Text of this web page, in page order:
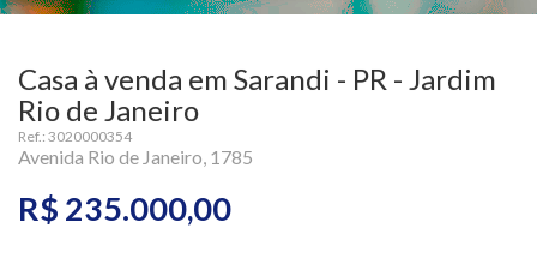
Casa à venda em Sarandi - PR - Jardim
Rio de Janeiro
Ref.: 3020000354
Avenida Rio de Janeiro, 1785
R$ 235.000,00